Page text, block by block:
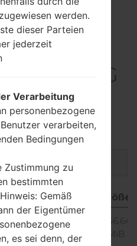
akaLG
der LG-Firmwaren
OS
Größe
OS
Unknown
56.64
MiB
werden.
dieser Parteien
jederzeit
Verarbeitung
personenbezogene
verarbeiten,
Bedingungen
Zustimmung zu
bestimmten
Gemäß
der Eigentümer
es sei denn, der